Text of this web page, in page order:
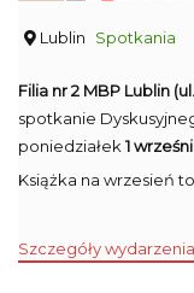
Lublin
Spotkania
Filia nr 2 MBP Lublin
spotkanie
poniedziałek1
Książka na wrzesień to
Szczegóły wydarzenia